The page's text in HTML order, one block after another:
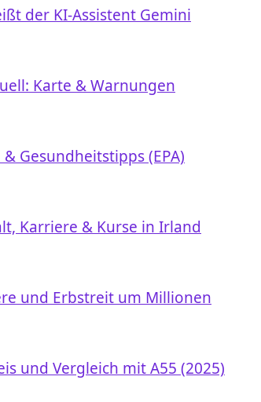
der KI-Assistent Gemini
Karte & Warnungen
Gesundheitstipps (EPA)
Karriere & Kurse in Irland
und Erbstreit um Millionen
und Vergleich mit A55 (2025)